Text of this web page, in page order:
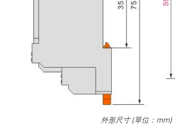
外形尺寸 (單位：mm)